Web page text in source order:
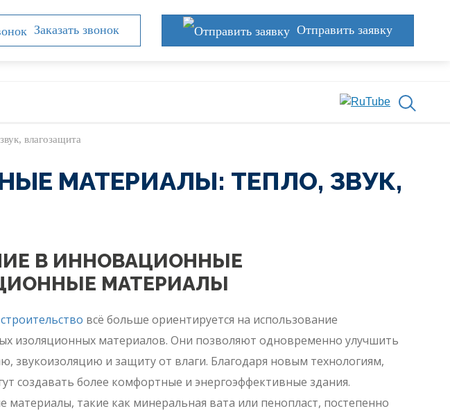
Заказать звонок Отправить заявку
влагозащита
МАТЕРИАЛЫ: ТЕПЛО, ЗВУК,
В ИННОВАЦИОННЫЕ
МАТЕРИАЛЫ
всё больше ориентируется на использование
изоляционных материалов. Они позволяют одновременно улучшить
звукоизоляцию и защиту от влаги. Благодаря новым технологиям,
создавать более комфортные и энергоэффективные здания.
материалы, такие как минеральная вата или пенопласт, постепенно